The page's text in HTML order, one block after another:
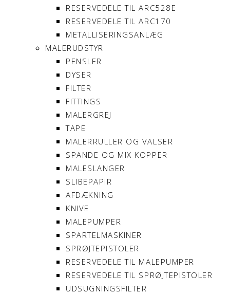
RESERVEDELE TIL ARC528E
RESERVEDELE TIL ARC170
METALLISERINGSANLÆG
MALERUDSTYR
PENSLER
DYSER
FILTER
FITTINGS
MALERGREJ
TAPE
MALERRULLER OG VALSER
SPANDE OG MIX KOPPER
MALESLANGER
SLIBEPAPIR
AFDÆKNING
KNIVE
MALEPUMPER
SPARTELMASKINER
SPRØJTEPISTOLER
RESERVEDELE TIL MALEPUMPER
RESERVEDELE TIL SPRØJTEPISTOLER
UDSUGNINGSFILTER